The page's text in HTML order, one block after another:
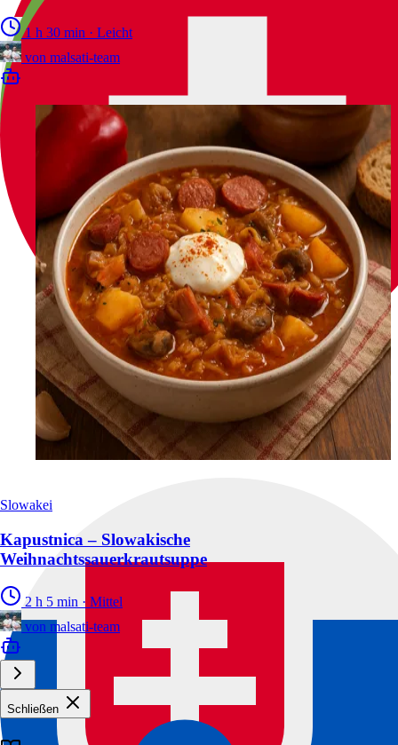
1 h 30 min · Leicht
von malsati-team
Slowakei
Kapustnica – Slowakische
Weihnachtssauerkrautsuppe
2 h 5 min · Mittel
von malsati-team
Schließen